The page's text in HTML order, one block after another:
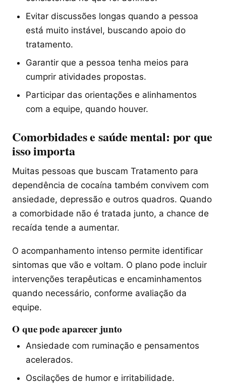
Evitar discussões longas quando a pessoa
está muito instável, buscando apoio do
tratamento.
Garantir que a pessoa tenha meios para
cumprir atividades propostas.
Participar das orientações e alinhamentos
com a equipe, quando houver.
Comorbidades e saúde mental: por que
isso importa
Muitas pessoas que buscam Tratamento para
dependência de cocaína também convivem com
ansiedade, depressão e outros quadros. Quando
a comorbidade não é tratada junto, a chance de
recaída tende a aumentar.
O acompanhamento intenso permite identificar
sintomas que vão e voltam. O plano pode incluir
intervenções terapêuticas e encaminhamentos
quando necessário, conforme avaliação da
equipe.
O que pode aparecer junto
Ansiedade com ruminação e pensamentos
acelerados.
Oscilações de humor e irritabilidade.